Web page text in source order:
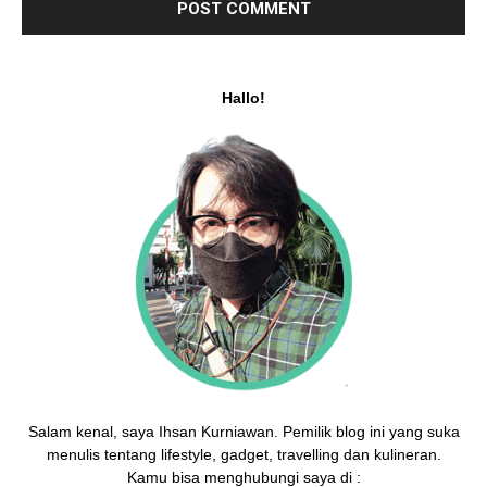
Hallo!
Salam kenal, saya Ihsan Kurniawan. Pemilik blog ini yang suka
menulis tentang lifestyle, gadget, travelling dan kulineran.
Kamu bisa menghubungi saya di :